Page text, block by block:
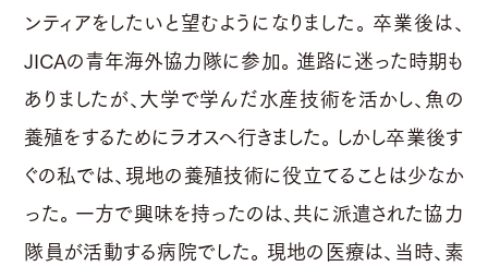
ンティアをしたいと望むようになりました。 卒業後は、
JICAの青年海外協力隊に参加。 進路に迷った時期も
ありましたが、大学で学んだ水産技術を活かし、魚の
養殖をするためにラオスへ行きました。 しかし卒業後す
ぐの私では、現地の養殖技術に役立てることは少なか
った。 一方で興味を持ったのは、共に派遣された協力
隊員が活動する病院でした。 現地の医療は、当時、素